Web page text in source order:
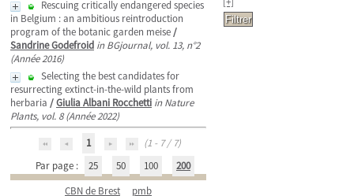
Rescuing critically endangered species
in Belgium : an ambitious reintroduction
program of the botanic garden meise/
Sandrine Godefroid in BGjournal, vol. 13, n°2
(Année 2016)
Selecting the best candidates for
resurrecting extinct-in-the-wild plants from
herbaria /Giulia Albani Rocchetti in Nature
Plants, vol. 8 (Année 2022)
1
(1 - 7 / 7)
Par page :
25 50 100
200
CBN de Brest
pmb